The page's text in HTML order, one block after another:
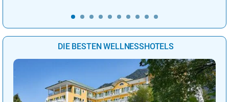
DIE BESTEN WELLNESSHOTELS